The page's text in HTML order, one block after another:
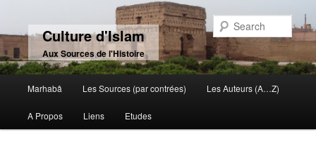
Culture d'Islam
Aux Sources de l'Histoire
Skip to primary content
Skip to secondary content
Marhabâ Les Sources (par contrées) Les Auteurs (A…Z)
A Propos Liens Etudes